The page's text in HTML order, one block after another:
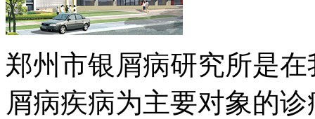
郑州市银屑病研究所是
屑病疾病为主要对象的